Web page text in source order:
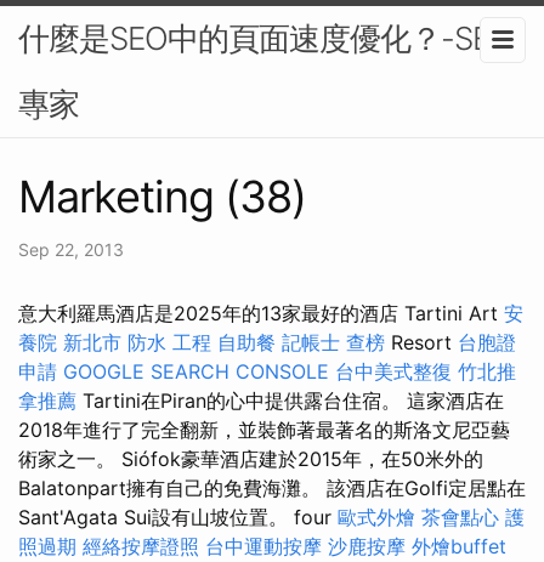
什麼是SEO中的頁面速度優化？-SEO
專家
Marketing (38)
Sep 22, 2013
意大利羅馬酒店是2025年的13家最好的酒店 Tartini Art 安
養院 新北市 防水 工程 自助餐 記帳士 查榜 Resort 台胞證
申請 GOOGLE SEARCH CONSOLE 台中美式整復 竹北推
拿推薦 Tartini在Piran的心中提供露台住宿。 這家酒店在
2018年進行了完全翻新，並裝飾著最著名的斯洛文尼亞藝
術家之一。 Siófok豪華酒店建於2015年，在50米外的
Balatonpart擁有自己的免費海灘。 該酒店在Golfi定居點在
Sant'Agata Sui設有山坡位置。 four 歐式外燴 茶會點心 護
照過期 經絡按摩證照 台中運動按摩 沙鹿按摩 外燴buffet